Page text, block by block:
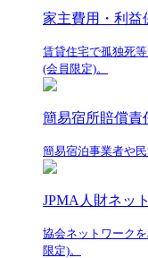
家主費用・利益
賃貸住宅で孤独死
(会員限定)。
簡易宿所賠償責
簡易宿泊事業者や
JPMA人財ネッ
協会ネットワーク
限定)。